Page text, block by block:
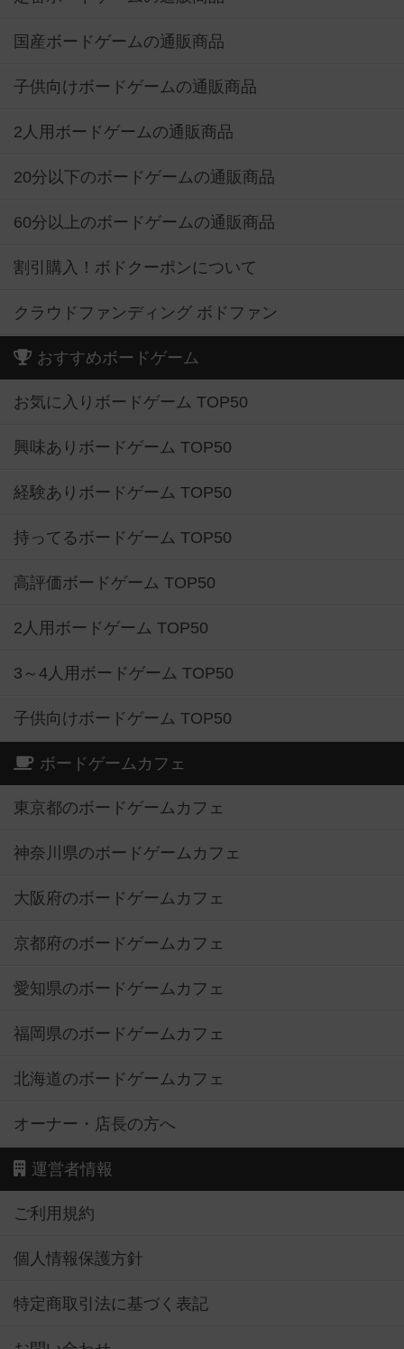
国産ボードゲームの通販商品
子供向けボードゲームの通販商品
2人用ボードゲームの通販商品
20分以下のボードゲームの通販商品
60分以上のボードゲームの通販商品
割引購入！ボドクーポンについて
クラウドファンディング ボドファン
おすすめボードゲーム
お気に入りボードゲーム TOP50
興味ありボードゲーム TOP50
経験ありボードゲーム TOP50
持ってるボードゲーム TOP50
高評価ボードゲーム TOP50
2人用ボードゲーム TOP50
3～4人用ボードゲーム TOP50
子供向けボードゲーム TOP50
ボードゲームカフェ
東京都のボードゲームカフェ
神奈川県のボードゲームカフェ
大阪府のボードゲームカフェ
京都府のボードゲームカフェ
愛知県のボードゲームカフェ
福岡県のボードゲームカフェ
北海道のボードゲームカフェ
オーナー・店長の方へ
運営者情報
ご利用規約
個人情報保護方針
特定商取引法に基づく表記